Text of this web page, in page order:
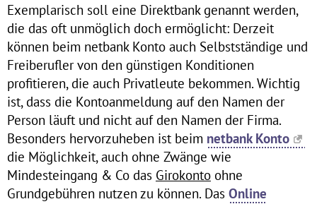
Exemplarisch soll eine Direktbank genannt werden,
die das oft unmöglich doch ermöglicht: Derzeit
können beim netbank Konto auch Selbstständige und
Freiberufler von den günstigen Konditionen
profitieren, die auch Privatleute bekommen. Wichtig
ist, dass die Kontoanmeldung auf den Namen der
Person läuft und nicht auf den Namen der Firma.
Besonders hervorzuheben ist beim netbank Konto
die Möglichkeit, auch ohne Zwänge wie
Mindesteingang & Co das Girokonto ohne
Grundgebühren nutzen zu können. Das Online